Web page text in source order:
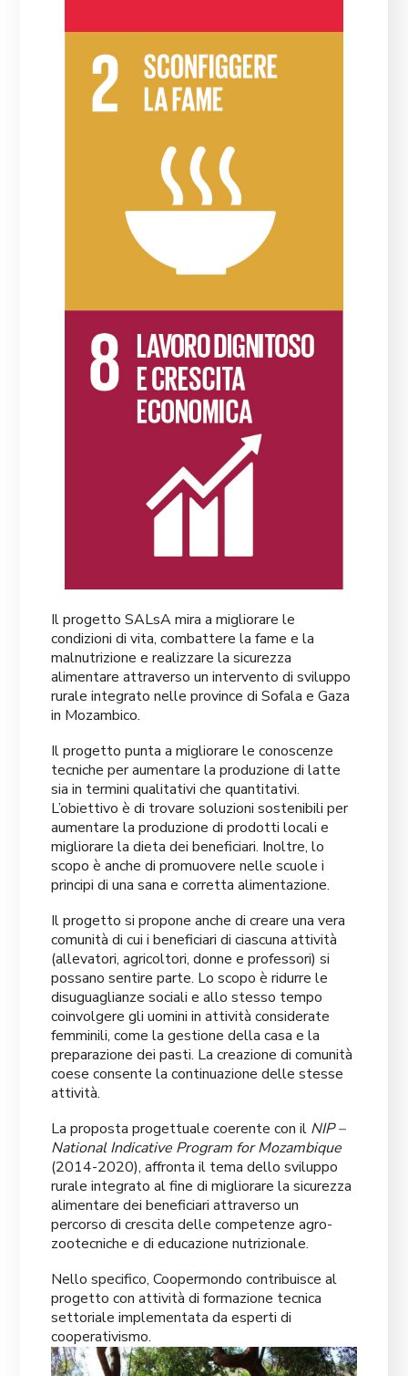
Il progetto SALsA mira a migliorare le
condizioni di vita, combattere la fame e la
malnutrizione e realizzare la sicurezza
alimentare attraverso un intervento di sviluppo
rurale integrato nelle province di Sofala e Gaza
in Mozambico.
Il progetto punta a migliorare le conoscenze
tecniche per aumentare la produzione di latte
sia in termini qualitativi che quantitativi.
L’obiettivo è di trovare soluzioni sostenibili per
aumentare la produzione di prodotti locali e
migliorare la dieta dei beneficiari. Inoltre, lo
scopo è anche di promuovere nelle scuole i
principi di una sana e corretta alimentazione.
Il progetto si propone anche di creare una vera
comunità di cui i beneficiari di ciascuna attività
(allevatori, agricoltori, donne e professori) si
possano sentire parte. Lo scopo è ridurre le
disuguaglianze sociali e allo stesso tempo
coinvolgere gli uomini in attività considerate
femminili, come la gestione della casa e la
preparazione dei pasti. La creazione di comunità
coese consente la continuazione delle stesse
attività.
La proposta progettuale coerente con il NIP –
National Indicative Program for Mozambique
(2014-2020), affronta il tema dello sviluppo
rurale integrato al fine di migliorare la sicurezza
alimentare dei beneficiari attraverso un
percorso di crescita delle competenze agro-
zootecniche e di educazione nutrizionale.
Nello specifico, Coopermondo contribuisce al
progetto con attività di formazione tecnica
settoriale implementata da esperti di
cooperativismo.